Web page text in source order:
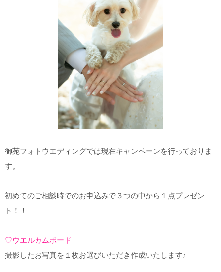
御苑フォトウエディングでは現在キャンペーンを行っておりま
す。
初めてのご相談時でのお申込みで３つの中から１点プレゼン
ト！！
♡ウエルカムボード
撮影したお写真を１枚お選びいただき作成いたします♪